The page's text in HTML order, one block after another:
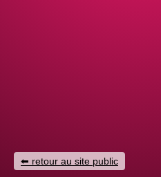
retour au site public